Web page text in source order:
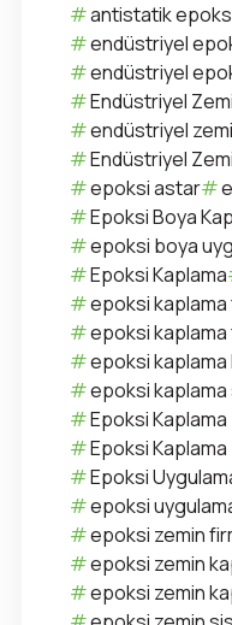
antistatik
endüstriyel
endüstriyel
Endüstriyel
endüstriyel
Endüstriyel
epoksi astar
Epoksi Boya
epoksi boya
Epoksi Kaplama
epoksi kaplama
epoksi kaplama
epoksi kaplama
epoksi
Epoksi
Epoksi Kaplama
Epoksi
epoksi
epoksi zemin
epoksi zemin
epoksi zemin